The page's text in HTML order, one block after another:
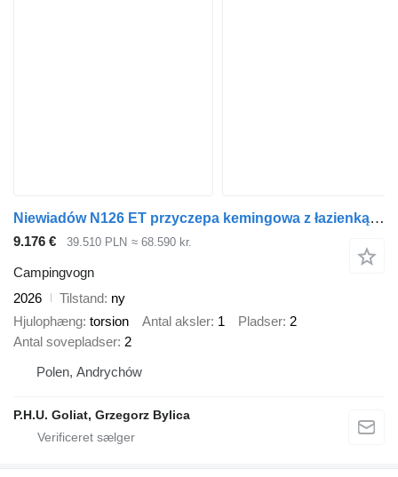
Niewiadów N126 ET przyczepa kemingowa z łazienką BEST PRICE
9.176 € 39.510 PLN ≈ 68.590 kr.
Campingvogn
2026
Tilstand ny
Hjulophæng torsion Antal aksler 1 Pladser 2
Antal sovepladser 2
Polen, Andrychów
P.H.U. Goliat, Grzegorz Bylica